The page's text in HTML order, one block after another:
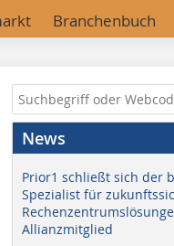
Branchenbuch
News
Prior1 schließt sich der
Spezialist für
Allianzmitglied